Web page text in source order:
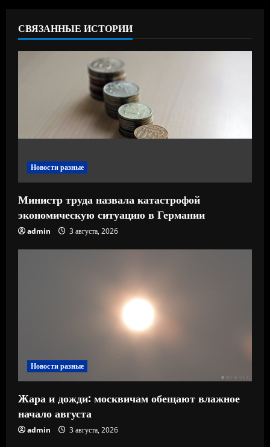
ч
и
СВЯЗАННЫЕ ИСТОРИИ
Новости разные
Министр труда назвала катастрофой
экономическую ситуацию в Германии
admin 3 августа, 2026
Новости разные
Жара и дожди: москвичам обещают влажное
начало августа
admin 3 августа, 2026